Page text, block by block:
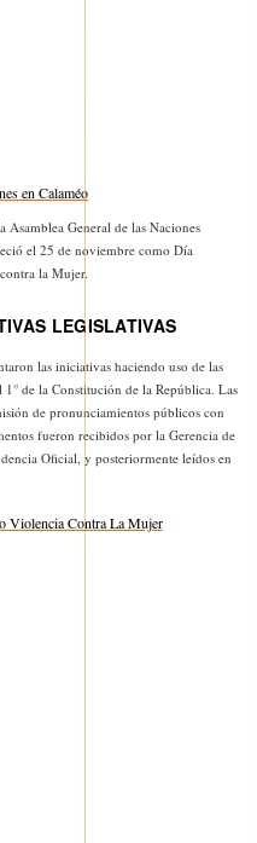
en Calaméo
General de las Naciones
el 25 de noviembre como Día
la Mujer.
LEGISLATIVAS
las iniciativas haciendo uso de las
de la Constitución de la República. Las
de pronunciamientos públicos con
fueron recibidos por la Gerencia de
Oficial, y posteriormente leídos en
Violencia Contra La Mujer